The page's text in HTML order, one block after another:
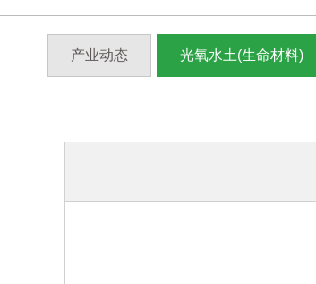
产业动态 光氧水土(生命材料)